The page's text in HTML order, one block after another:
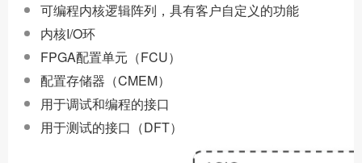
可编程内核逻辑阵列，具有客户自定义的功能
内核I/O环
FPGA配置单元（FCU）
配置存储器（CMEM）
用于调试和编程的接口
用于测试的接口（DFT）